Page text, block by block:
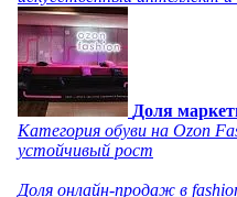
Доля
Категория обуви на Ozon
устойчивый рост
Доля онлайн-продаж в